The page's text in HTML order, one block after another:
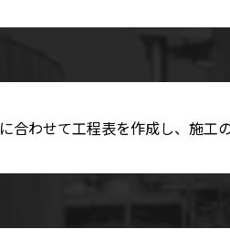
に合わせて工程表を作成し、施工